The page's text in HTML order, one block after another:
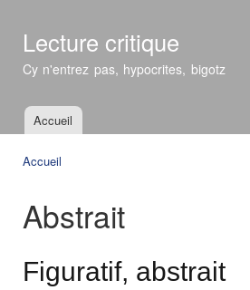
Lecture critique
Cy n'entrez pas, hypocrites, bigotz
Menu principal
Accueil
Accueil
Abstrait
Figuratif, abstrait